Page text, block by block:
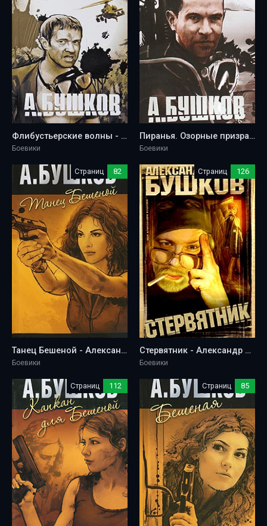
Флибустьерские волны - Александр Бушков
Боевики
Пиранья. Озорные призраки - Александр Бушков
Боевики
Страниц 82
Танец Бешеной - Александр Бушков
Боевики
Страниц 126
Стервятник - Александр Бушков
Боевики
Страниц 112 Страниц 85